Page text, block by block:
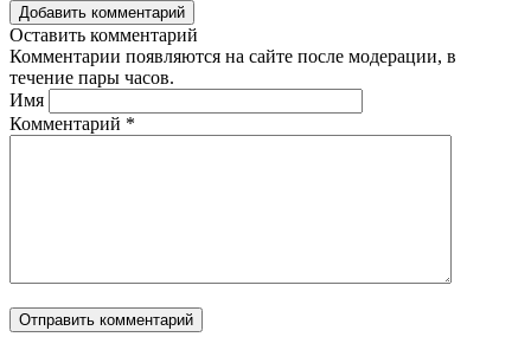
Добавить комментарий
Оставить комментарий
Комментарии появляются на сайте после модерации, в
течение пары часов.
Имя
Комментарий *